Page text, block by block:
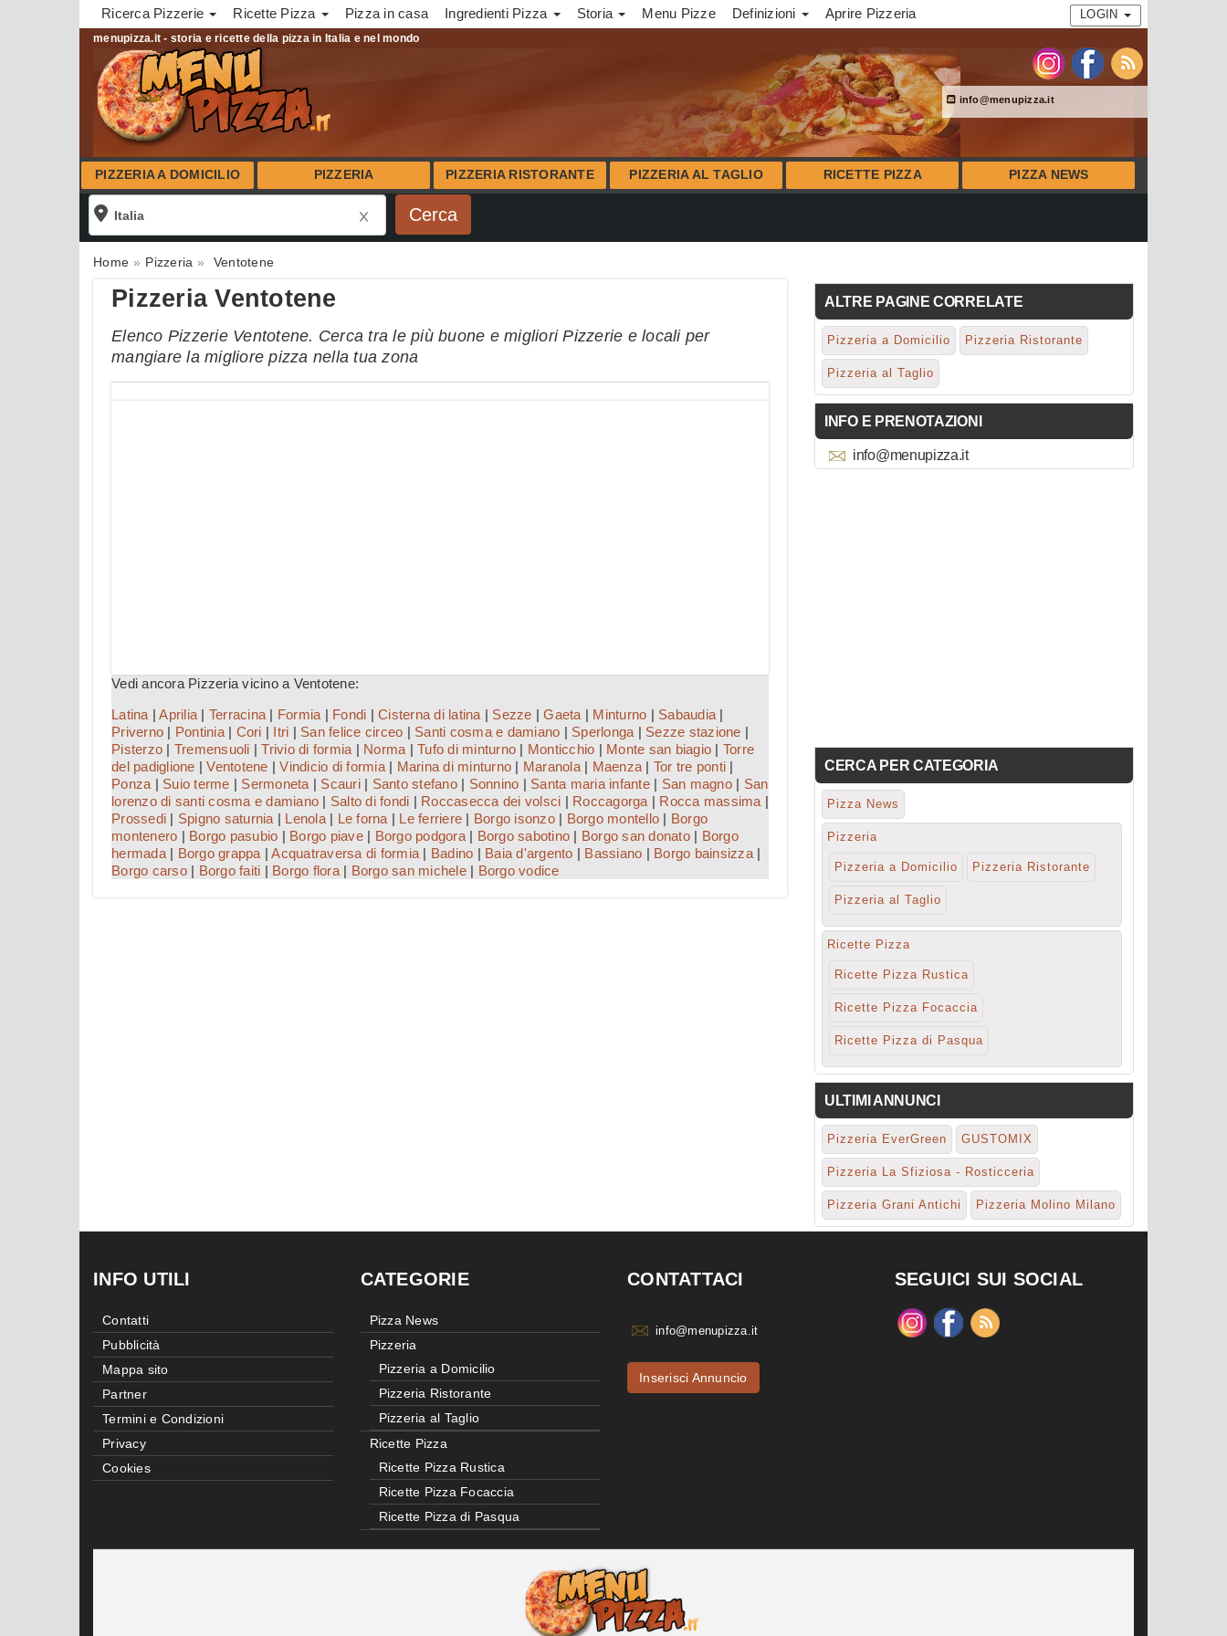
Ricerca Pizzerie Ricette Pizza Pizza in casa Ingredienti Pizza Storia Menu Pizze Definizioni Aprire Pizzeria LOGIN
menupizza.it - storia e ricette della pizza in Italia e nel mondo
info@menupizza.it
PIZZERIA A DOMICILIO PIZZERIA PIZZERIA RISTORANTE PIZZERIA AL TAGLIO RICETTE PIZZA PIZZA NEWS
Home Pizzeria Ventotene
Pizzeria Ventotene
Elenco Pizzerie Ventotene. Cerca tra le più buone e migliori Pizzerie e locali per
mangiare la migliore pizza nella tua zona
Vedi ancora Pizzeria vicino a Ventotene:
Latina |Aprilia | Terracina | Formia | Fondi | Cisterna di latina | Sezze |Gaeta | Minturno | Sabaudia |
Priverno | Pontinia| Cori | Itri | San felice circeo | Santi cosma e damiano | Sperlonga | Sezze stazione |
Pisterzo | Tremensuoli |Trivio di formia | Norma | Tufo di minturno | Monticchio | Monte san biagio | Torre
del padiglione |Ventotene |Vindicio di formia| Marina di minturno | Maranola| Maenza | Tor tre ponti |
Ponza | Suio terme | Sermoneta | Scauri| Santo stefano| Sonnino | Santa maria infante| San magno| San
lorenzo di santi cosma e damiano | Salto di fondi | Roccasecca dei volsci | Roccagorga | Rocca massima |
Prossedi | Spigno saturnia | Lenola| Le forna | Le ferriere | Borgo isonzo| Borgo montello | Borgo
montenero | Borgo pasubio | Borgo piave| Borgo podgora| Borgo sabotino | Borgo san donato| Borgo
hermada| Borgo grappa |Acquatraversa di formia | Badino | Baia d'argento | Bassiano | Borgo bainsizza|
Borgo carso| Borgo faiti | Borgo flora| Borgo san michele| Borgo vodice
ALTRE PAGINE CORRELATE
Pizzeria a Domicilio Pizzeria Ristorante
Pizzeria al Taglio
INFO E PRENOTAZIONI
info@menupizza.it
CERCA PER CATEGORIA
Pizza News
Pizzeria
Pizzeria a Domicilio Pizzeria Ristorante
Pizzeria al Taglio
Ricette Pizza
Ricette Pizza Rustica
Ricette Pizza Focaccia
Ricette Pizza di Pasqua
ULTIMI ANNUNCI
Pizzeria EverGreen GUSTOMIX
Pizzeria La Sfiziosa - Rosticceria
Pizzeria Grani Antichi Pizzeria Molino Milano
INFO UTILI
Contatti
Pubblicità
Mappa sito
Partner
Termini e Condizioni
Privacy
Cookies
CATEGORIE
Pizza News
Pizzeria
Pizzeria a Domicilio
Pizzeria Ristorante
Pizzeria al Taglio
Ricette Pizza
Ricette Pizza Rustica
Ricette Pizza Focaccia
Ricette Pizza di Pasqua
CONTATTACI
info@menupizza.it
Inserisci Annuncio
SEGUICI SUI SOCIAL